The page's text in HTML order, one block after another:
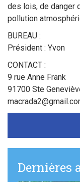
des lois, de danger
pollution
BUREAU :
Président : Yvon
CONTACT :
9 rue Anne Frank
91700 Ste
Dernières